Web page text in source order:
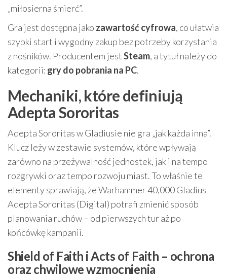
„miłosierna śmierć”.
Gra jest dostępna jako zawartość cyfrowa, co ułatwia
szybki start i wygodny zakup bez potrzeby korzystania
z nośników. Producentem jestSteam, a tytuł należy do
kategorii: gry do pobrania na PC.
Mechaniki, które definiują
Adepta Sororitas
Adepta Sororitas w Gladiusie nie gra „jak każda inna”.
Klucz leży w zestawie systemów, które wpływają
zarówno na przeżywalność jednostek, jak i na tempo
rozgrywki oraz tempo rozwoju miast. To właśnie te
elementy sprawiają, że Warhammer 40,000 Gladius
Adepta Sororitas (Digital) potrafi zmienić sposób
planowania ruchów – od pierwszych tur aż po
końcówkę kampanii.
Shield of Faith i Acts of Faith – ochrona
oraz chwilowe wzmocnienia